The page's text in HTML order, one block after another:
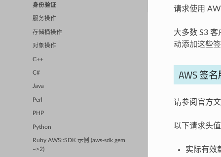
身份验证
服务操作
存储桶操作
对象操作
C++
C#
Java
Perl
PHP
Python
Ruby AWS::SDK 示例 (aws-sdk gem
~>2)
请求使用
大多数 S3
动添加这些
AWS 签
请参阅官方
以下请求头
实际有效